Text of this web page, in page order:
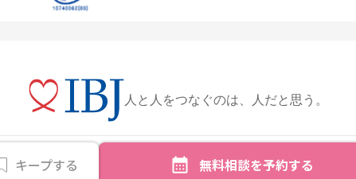
無料相談を予約する
キープする
人と人をつなぐのは、人だと思う。
Copyright © IBJ Inc.All rights reserved.